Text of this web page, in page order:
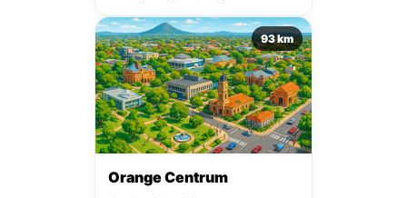
93 km
Orange Centrum